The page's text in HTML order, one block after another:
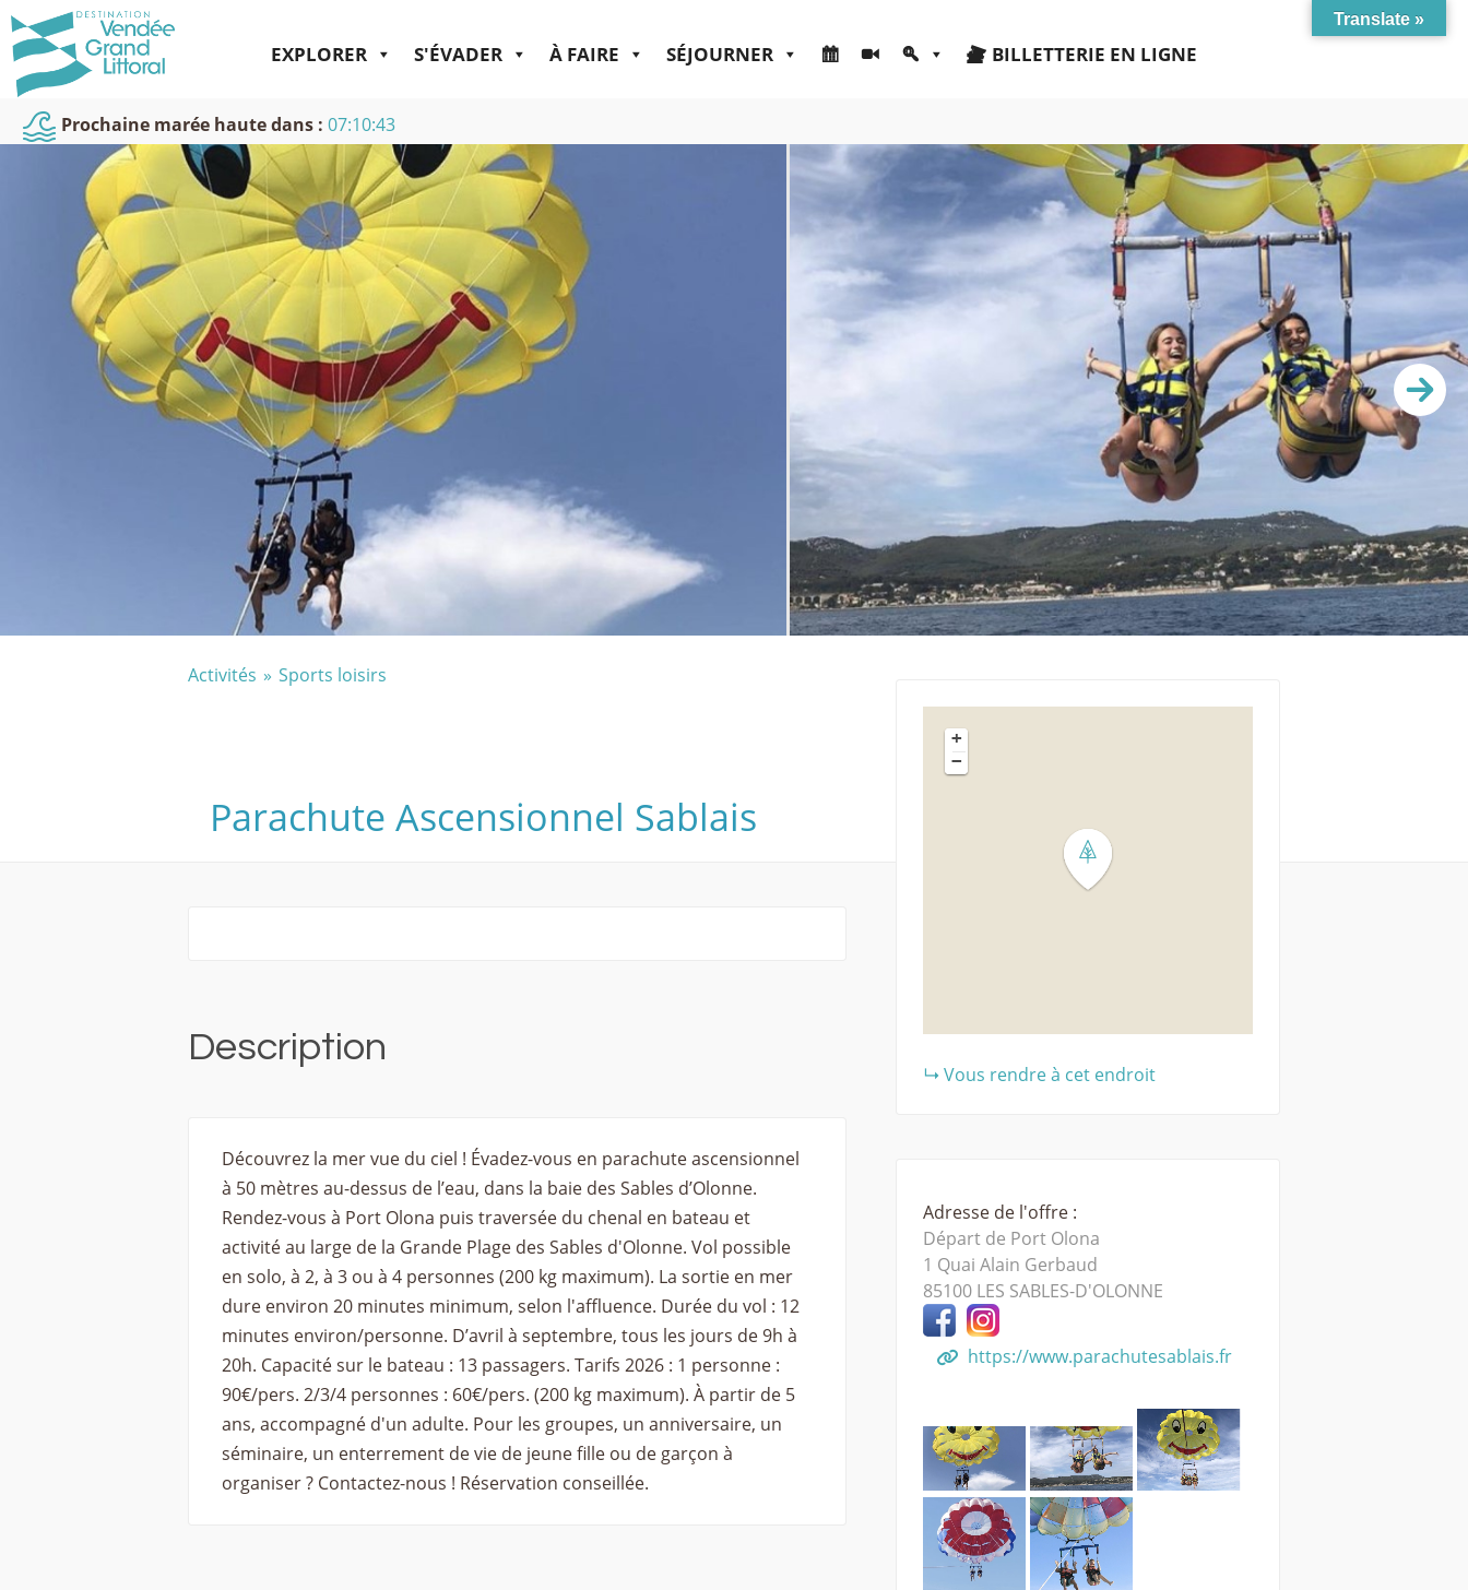
EXPLORER S'ÉVADER À FAIRE SÉJOURNER BILLETTERIE EN LIGNE
Prochaine marée haute dans : 07:10:42
Activités Sports loisirs
Parachute Ascensionnel Sablais
Description
Découvrez la mer vue du ciel ! Évadez-vous en parachute ascensionnel
à 50 mètres au-dessus de l’eau, dans la baie des Sables d’Olonne.
Rendez-vous à Port Olona puis traversée du chenal en bateau et
activité au large de la Grande Plage des Sables d'Olonne. Vol possible
en solo, à 2, à 3 ou à 4 personnes (200 kg maximum). La sortie en mer
dure environ 20 minutes minimum, selon l'affluence. Durée du vol : 12
minutes environ/personne. D’avril à septembre, tous les jours de 9h à
20h. Capacité sur le bateau : 13 passagers. Tarifs 2026 : 1 personne :
90€/pers. 2/3/4 personnes : 60€/pers. (200 kg maximum). À partir de 5
ans, accompagné d'un adulte. Pour les groupes, un anniversaire, un
séminaire, un enterrement de vie de jeune fille ou de garçon à
organiser ? Contactez-nous ! Réservation conseillée.
+
−
Vous rendre à cet endroit
Adresse de l'offre :
Départ de Port Olona
1 Quai Alain Gerbaud
85100 LES SABLES-D'OLONNE
https://www.parachutesablais.fr
Translate »